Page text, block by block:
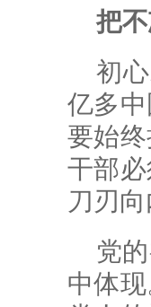
把
初
亿多
要始
干部
刀刃
党
中体